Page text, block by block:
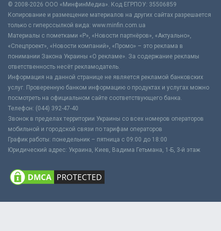
© 2008-2026 ООО «МинфинМедиа». Код ЕГРПОУ: 35506859
Копирование и размещение материалов на других сайтах разрешается
только с гиперссылкой вида: www.minfin.com.ua
Материалы с пометками «Р», «Новости партнёров», «Актуально»,
«Спецпроект», «Новости компаний», «Промо» – это реклама в
понимании Закона Украины «О рекламе». За содержание рекламы
ответственность несёт рекламодатель.
Информация на данной странице не является рекламой банковских
услуг. Проверенную банком информацию о продуктах и услугах можно
посмотреть на официальном сайте соответствующего банка.
Телефон: (044) 392-47-40
Звонок в пределах территории Украины со всех номеров операторов
мобильной и городской связи по тарифам операторов
График работы: понедельник – пятница с 09:00 до 18:00
Юридический адрес: Украина, Киев, Вадима Гетьмана, 1-Б, 3-й этаж